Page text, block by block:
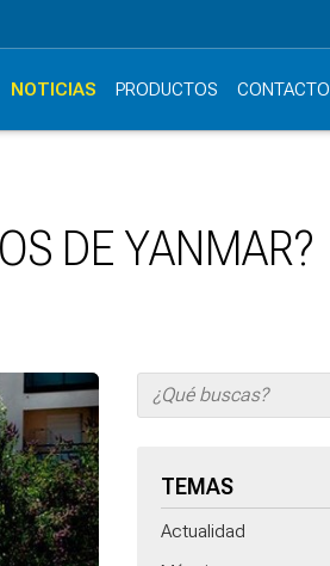
NOTICIAS PRODUCTOS CONTACTO
DE YANMAR?
TEMAS
Actualidad